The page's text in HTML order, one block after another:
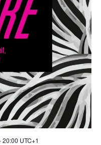
n
,
N
a
v
i
g
20:00 UTC+1